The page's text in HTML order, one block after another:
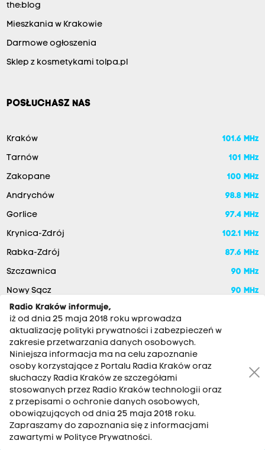
the:blog
Mieszkania w Krakowie
Darmowe ogłoszenia
Sklep z kosmetykami tolpa.pl
POSŁUCHASZ NAS
Kraków 101.6 MHz
Tarnów 101 MHz
Zakopane 100 MHz
Andrychów 98.8 MHz
Gorlice 97.4 MHz
Krynica-Zdrój 102.1 MHz
Rabka-Zdrój 87.6 MHz
Szczawnica 90 MHz
Nowy Sącz 90 MHz
RADIO KRAKÓW SA. Aleja Juliusza Słowackiego 22, 30-007
Kraków
Antena: 12 200 33 33
Radio Kraków informuje,
iż od dnia 25 maja 2018 roku wprowadza
aktualizację polityki prywatności i zabezpieczeń w
zakresie przetwarzania danych osobowych.
Niniejsza informacja ma na celu zapoznanie
osoby korzystające z Portalu Radia Kraków oraz
słuchaczy Radia Kraków ze szczegółami
stosowanych przez Radio Kraków technologii oraz
z przepisami o ochronie danych osobowych,
obowiązujących od dnia 25 maja 2018 roku.
Zapraszamy do zapoznania się z informacjami
zawartymi w Polityce Prywatności.